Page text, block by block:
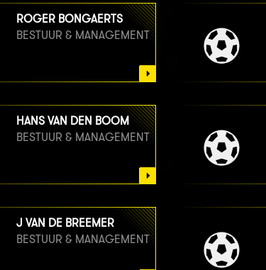
ROGER BONGAERTS
BESTUUR & MANAGEMENT
HANS VAN DEN BOOM
BESTUUR & MANAGEMENT
J VAN DE BREEMER
BESTUUR & MANAGEMENT